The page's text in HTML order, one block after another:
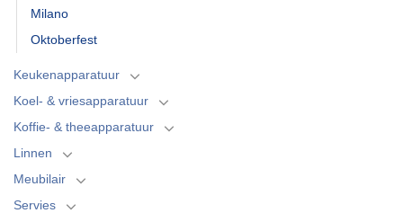
Milano
Oktoberfest
Keukenapparatuur
Koel- & vriesapparatuur
Koffie- & theeapparatuur
Linnen
Meubilair
Servies